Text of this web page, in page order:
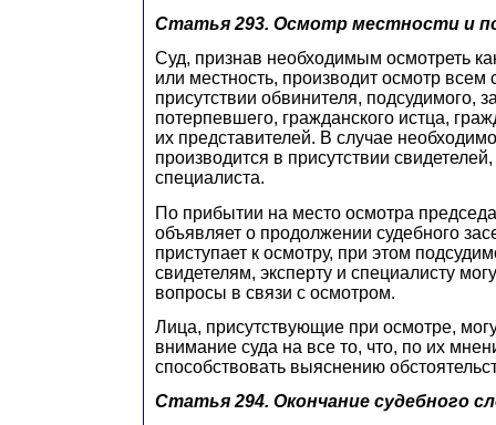
Статья 293. Осмотр местности и
Суд, признав необходимым осмотреть
или местность, производит осмотр всем
присутствии обвинителя, подсудимого,
потерпевшего, гражданского истца,
их представителей. В случае
производится в присутствии
специалиста.
По прибытии на место осмотра
объявляет о продолжении судебного
приступает к осмотру, при этом
свидетелям, эксперту и специалисту
вопросы в связи с осмотром.
Лица, присутствующие при осмотре,
внимание суда на все то, что, по их
способствовать выяснению
Статья 294. Окончание судебного